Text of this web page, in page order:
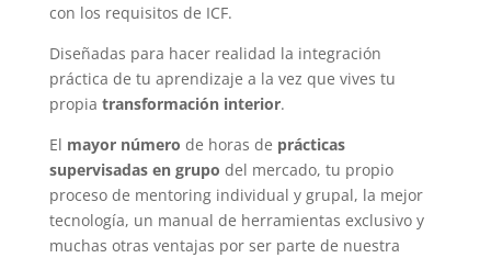
con los requisitos de ICF.
Diseñadas para hacer realidad la integración
práctica de tu aprendizaje a la vez que vives tu
propia transformación interior.
El mayor número de horas de prácticas
supervisadas en grupo del mercado, tu propio
proceso de mentoring individual y grupal, la mejor
tecnología, un manual de herramientas exclusivo y
muchas otras ventajas por ser parte de nuestra